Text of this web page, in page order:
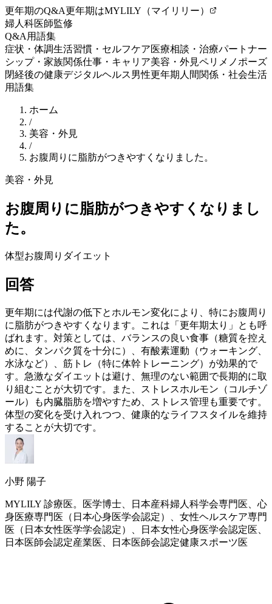
更年期のQ&A更年期はMYLILY（マイリリー）
婦人科医師監修
Q&A 用語集
症状・体調生活習慣・セルフケア医療相談・治療パートナー
シップ・家族関係仕事・キャリア美容・外見ペリメノポーズ
閉経後の健康デジタルヘルス男性更年期 人間関係・社会生活
用語集
ホーム
/
美容・外見
/
お腹周りに脂肪がつきやすくなりました。
美容・外見
お腹周りに脂肪がつきやすくなりまし
た。
体型お腹周り ダイエット
回答
更年期には代謝の低下とホルモン変化により、特にお腹周り
に脂肪がつきやすくなります。これは「 更年期太り」とも呼
ばれます。対策としては、バランスの良い食事（糖質を控え
めに、タンパク質を十分に）、有酸素運動（ウォーキング、
水泳など）、筋トレ（特に体幹トレーニング）が効果的で
す。急激なダイエットは避け、無理のない範囲で長期的に取
り組むことが大切です。また、ストレスホルモン（コルチゾ
ール）も内臓脂肪を増やすため、ストレス管理も重要です。
体型の変化を受け入れつつ、健康的なライフスタイルを維持
することが大切です。
小野 陽子
MYLILY 診療医。医学博士、日本産科婦人科学会専門医、心
身医療専門医（日本心身医学会認定）、女性ヘルスケア専門
医（日本女性医学学会認定）、日本女性心身医学会認定医、
日本医師会認定産業医、日本医師会認定健康スポーツ医